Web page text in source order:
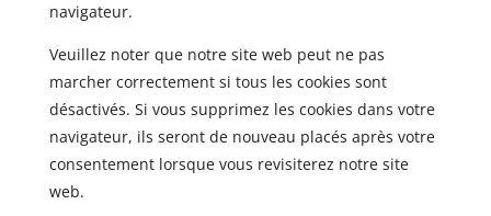
navigateur.
Veuillez noter que notre site web peut ne pas
marcher correctement si tous les cookies sont
désactivés. Si vous supprimez les cookies dans votre
navigateur, ils seront de nouveau placés après votre
consentement lorsque vous revisiterez notre site
web.